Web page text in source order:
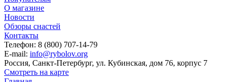
О магазине
Новости
Обзоры снастей
Контакты
Телефон: 8 (800) 707-14-79
E-mail: info@rybolov.org
Россия, Санкт-Петербург, ул. Кубинская, дом 76, корпус 7
Смотреть на карте